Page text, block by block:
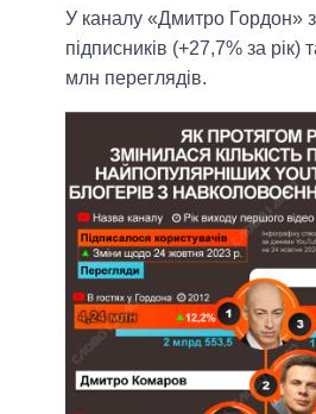
У каналу «Дмитро Гордон»
підписників (+27,7% за рік)
млн переглядів.